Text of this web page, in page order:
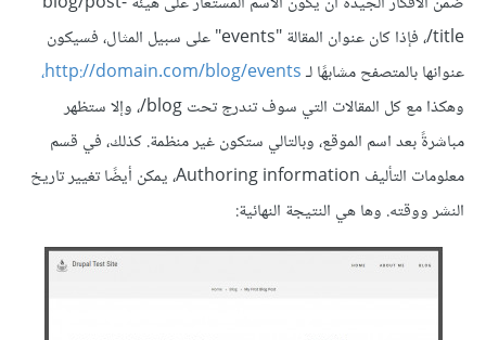
title/، فإذا كان عنوان المقالة "events" على سبيل المثال، فسيكون
عنوانها بالمتصفح مشابهًا لـhttp://domain.com/blog/events،
وهكذا مع كل المقالات التي سوف تندرج تحت blog/، وإلا ستظهر
مباشرةً بعد اسم الموقع، وبالتالي ستكون غير منظمة. كذلك، في قسم
معلومات التأليف Authoring information، يمكن أيضًا تغيير تاريخ
النشر ووقته. وها هي النتيجة النهائية: